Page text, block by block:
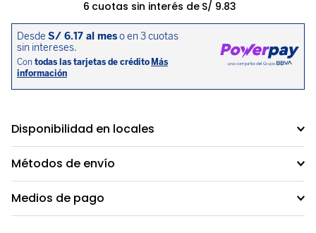
6 cuotas sin interés de S/ 9.83
Disponibilidad en locales
Métodos de envío
Medios de pago